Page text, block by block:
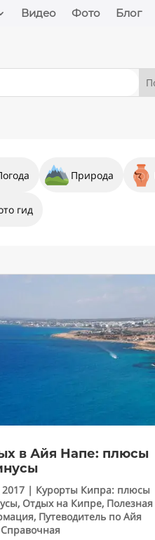
Видео Фото Блог
Природа
гид
в Айя Напе: плюсы
| Курорты Кипра: плюсы
, Отдых на Кипре, Полезная
, Путеводитель по Айя
Справочная